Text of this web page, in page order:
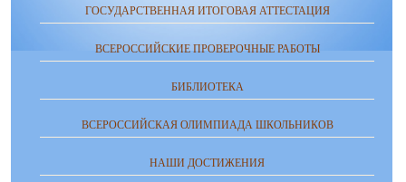
ГОСУДАРСТВЕННАЯ ИТОГОВАЯ АТТЕСТАЦИЯ
ВСЕРОССИЙСКИЕ ПРОВЕРОЧНЫЕ РАБОТЫ
БИБЛИОТЕКА
ВСЕРОССИЙСКАЯ ОЛИМПИАДА ШКОЛЬНИКОВ
НАШИ ДОСТИЖЕНИЯ